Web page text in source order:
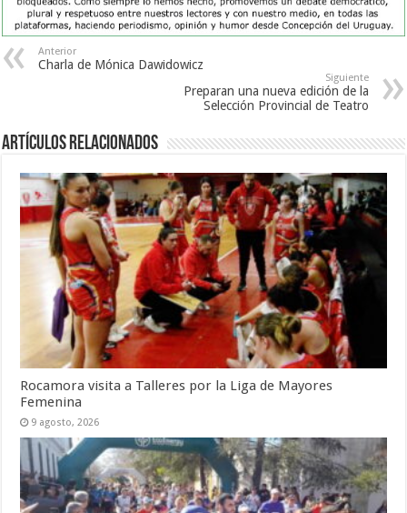
Anterior
Charla de Mónica Dawidowicz
Siguiente
Preparan una nueva edición de la
Selección Provincial de Teatro
Artículos Relacionados
Rocamora visita a Talleres por la Liga de Mayores
Femenina
9 agosto, 2026